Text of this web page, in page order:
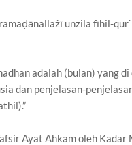
unzila fīhil-
adalah (bulan) yang
dan penjelasan-
Ayat Ahkam oleh Kadar